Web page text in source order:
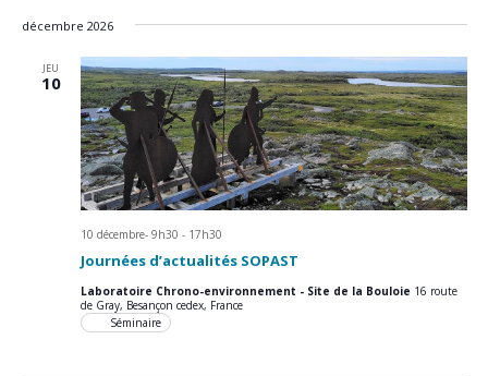
décembre 2026
JEU
10
Journées d’actualités SOPAST
10 décembre- 9h30 - 17h30
Laboratoire Chrono-environnement - Site de la Bouloie 16 route
de Gray, Besançon cedex, France
Séminaire